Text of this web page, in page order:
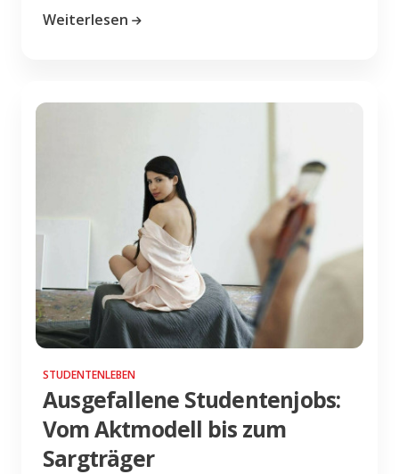
Weiterlesen
STUDENTENLEBEN
Ausgefallene Studentenjobs:
Vom Aktmodell bis zum
Sargträger